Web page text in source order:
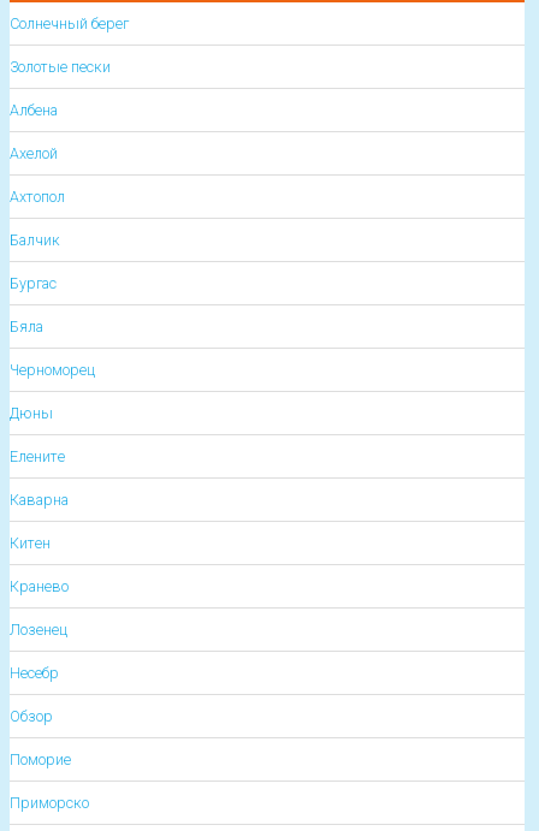
Солнечный берег
Золотые пески
Албена
Ахелой
Ахтопол
Балчик
Бургас
Бяла
Черноморец
Дюны
Елените
Каварна
Китен
Кранево
Лозенец
Несебр
Обзор
Поморие
Приморско